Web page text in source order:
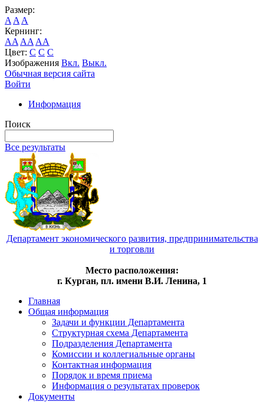
Размер:
A A A
Кернинг:
AA AA AA
Цвет: C C C
Изображения Вкл. Выкл.
Обычная версия сайта
Войти
Информация
Поиск
Все результаты
Департамент экономического развития, предпринимательства
и торговли
Место расположения:
г. Курган, пл. имени В.И. Ленина, 1
Главная
Общая информация
Задачи и функции Департамента
Структурная схема Департамента
Подразделения Департамента
Комиссии и коллегиальные органы
Контактная информация
Порядок и время приема
Информация о результатах проверок
Документы